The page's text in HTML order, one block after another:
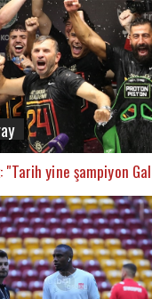
"Tarih yine şampiyon